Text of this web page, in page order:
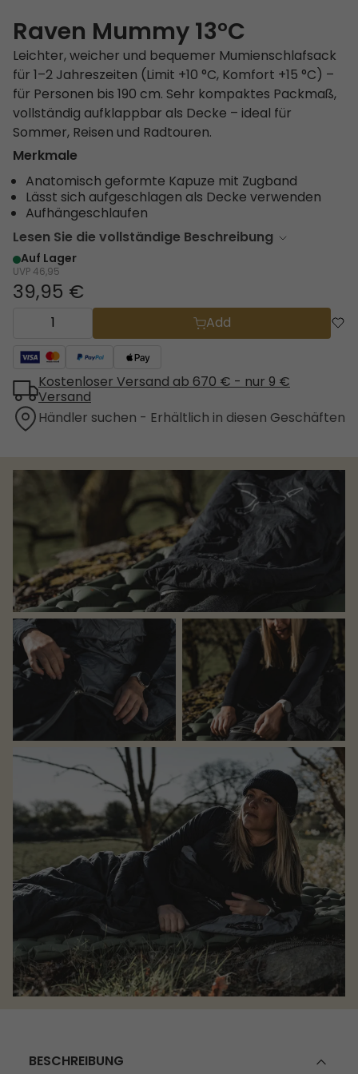
Raven Mummy 13°C
Leichter, weicher und bequemer Mumienschlafsack
für 1–2 Jahreszeiten (Limit +10 °C, Komfort +15 °C) –
für Personen bis 190 cm. Sehr kompaktes Packmaß,
vollständig aufklappbar als Decke – ideal für
Sommer, Reisen und Radtouren.
Merkmale
Anatomisch geformte Kapuze mit Zugband
Lässt sich aufgeschlagen als Decke verwenden
Aufhängeschlaufen
Lesen Sie die vollständige Beschreibung
Auf Lager
UVP46,95
39,95 €
Add
Kostenloser Versand ab 670 € - nur 9 €
Versand
Händler suchen - Erhältlich in diesen Geschäften
BESCHREIBUNG